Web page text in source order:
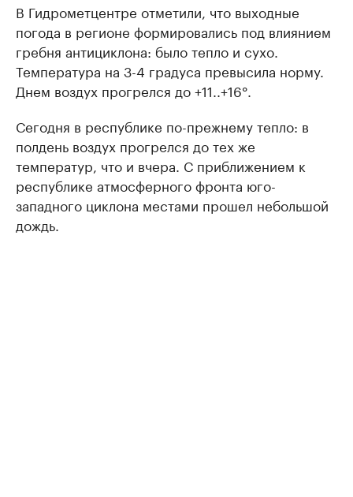
В Гидрометцентре отметили, что выходные
погода в регионе формировались под влиянием
гребня антициклона: было тепло и сухо.
Температура на 3-4 градуса превысила норму.
Днем воздух прогрелся до +11..+16°.
Сегодня в республике по-прежнему тепло: в
полдень воздух прогрелся до тех же
температур, что и вчера. С приближением к
республике атмосферного фронта юго-
западного циклона местами прошел небольшой
дождь.